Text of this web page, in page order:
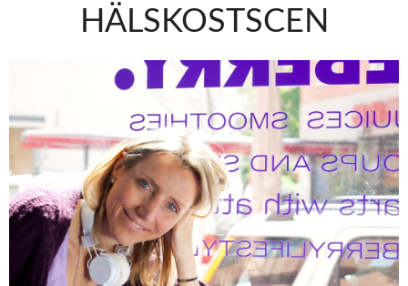
HÄLSKOSTSCEN